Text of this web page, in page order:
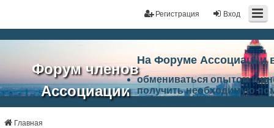
Вход
Регистрация
Форум членов
Ассоциации
На Форуме Ассоциации
обмениваться опытом и
получить необходимую
Главная